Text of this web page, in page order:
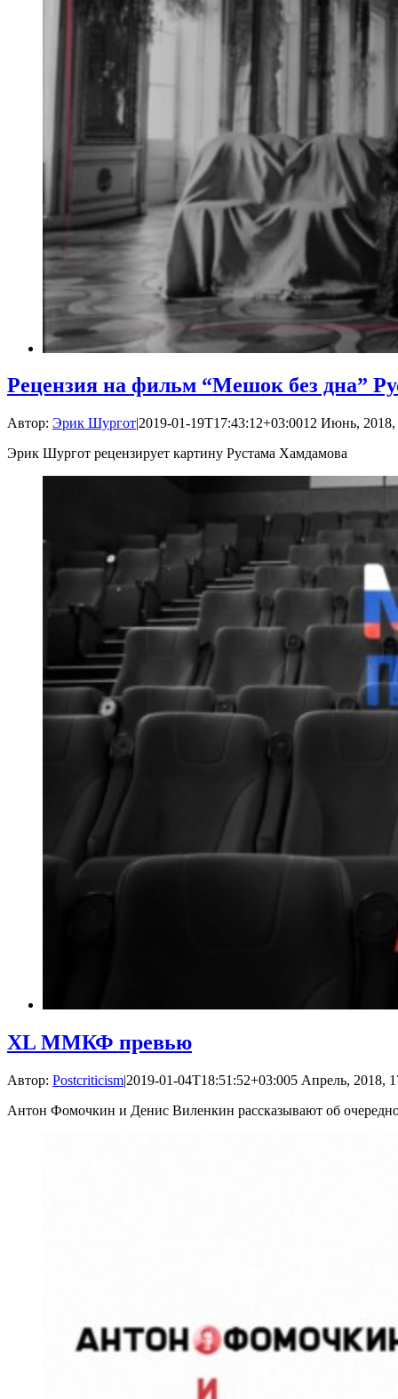
Рецензия на фильм “Мешок без дна”
Автор: Эрик Шургот|2019-01-19T17:43:12+03:0012 Июнь, 2018,
Эрик Шургот рецензирует картину Рустама Хамдамова
XL ММКФ превью
Автор: Postcriticism|2019-01-04T18:51:52+03:005 Апрель, 2018,
Антон Фомочкин и Денис Виленкин рассказывают об